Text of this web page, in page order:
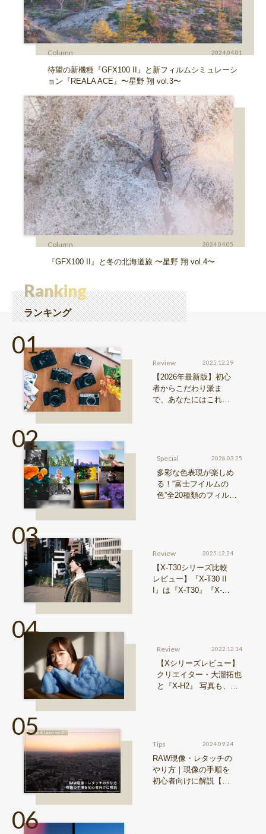
Column 2024.04.01
待望の新機種『GFX100 II』と新フィルムシミュレーシ
ョン『REALA ACE』〜星野 翔 vol.3〜
Column 2024.04.05
『GFX100 II』と冬の北海道旅 〜星野 翔 vol.4〜
Ranking
ランキング
Review 2025.12.29
【2026年最新版】初心
者からこだわり派ま
で、あなたにはこれが
Special 2026.03.25
多彩な色表現が楽しめ
る！“富士フイルムの
色”全20種類のフィルム
Review 2025.12.24
【X-T30シリーズ比較
レビュー】『X-T30 II
I』は『X-T30』『X-T3
Review 2022.12.14
【Xシリーズレビュー】
クリエイター・大瀧拓也
と『X-H2』 写真も、動
Tips 2024.09.24
RAW現像・レタッチの
やり方｜現像の手順を
初心者向けに解説【Sn